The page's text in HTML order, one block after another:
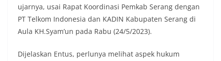
ujarnya, usai Rapat Koordinasi Pemkab Serang dengan
PT Telkom Indonesia dan KADIN Kabupaten Serang di
Aula KH.Syam’un pada Rabu (24/5/2023).
Dijelaskan Entus, perlunya melihat aspek hukum